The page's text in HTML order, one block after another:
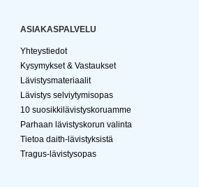
ASIAKASPALVELU
Yhteystiedot
Kysymykset & Vastaukset
Lävistysmateriaalit
Lävistys selviytymisopas
10 suosikkilävistyskoruamme
Parhaan lävistyskorun valinta
Tietoa daith-lävistyksistä
Tragus-lävistysopas